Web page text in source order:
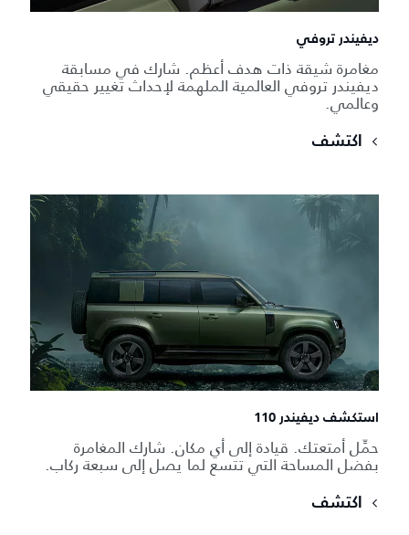
ديفيندر تروفي
مغامرة شيقة ذات هدف أعظم. شارك في مسابقة
ديفيندر تروفي العالمية الملهمة لإحداث تغيير حقيقي
وعالمي.
اكتشف
استكشف ديفيندر 110
حمِّل أمتعتك. قيادة إلى أي مكان. شارك المغامرة
بفضل المساحة التي تتسع لما يصل إلى سبعة ركاب.
اكتشف